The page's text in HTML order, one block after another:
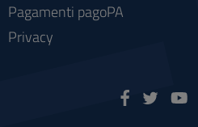
Pagamenti pagoPA
Privacy